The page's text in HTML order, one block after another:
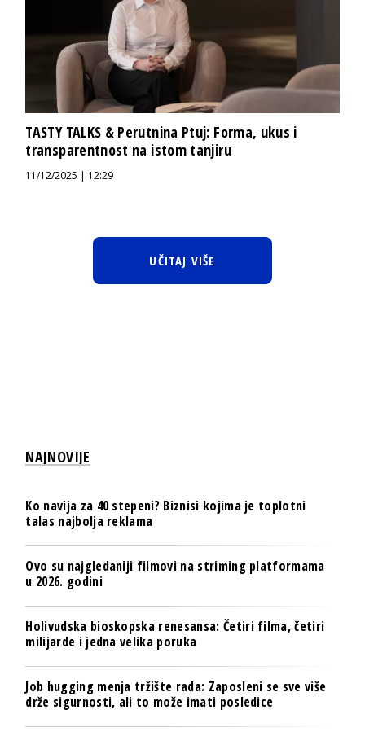
TASTY TALKS & Perutnina Ptuj: Forma, ukus i
transparentnost na istom tanjiru
11/12/2025 | 12:29
UČITAJ VIŠE
NAJNOVIJE
Ko navija za 40 stepeni? Biznisi kojima je toplotni
talas najbolja reklama
Ovo su najgledaniji filmovi na striming platformama
u 2026. godini
Holivudska bioskopska renesansa: Četiri filma, četiri
milijarde i jedna velika poruka
Job hugging menja tržište rada: Zaposleni se sve više
drže sigurnosti, ali to može imati posledice